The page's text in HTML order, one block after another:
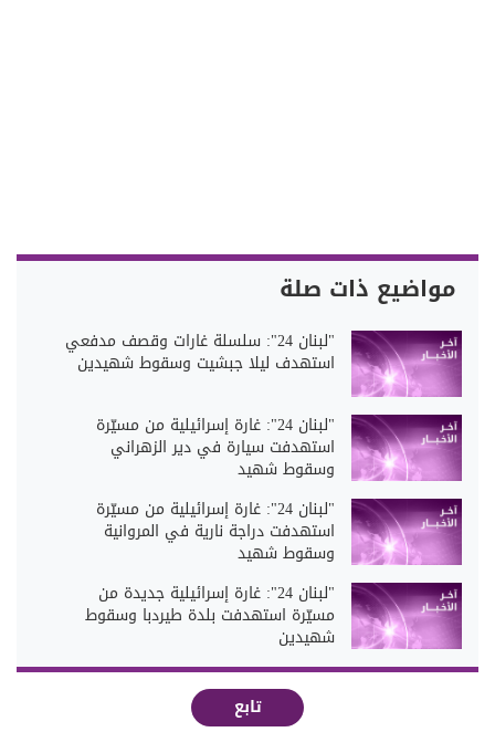
مواضيع ذات صلة
"لبنان 24": سلسلة غارات وقصف مدفعي
استهدف ليلا جبشيت وسقوط شهيدين
"لبنان 24": غارة إسرائيلية من مسيّرة
استهدفت سيارة في دير الزهراني
وسقوط شهيد
"لبنان 24": غارة إسرائيلية من مسيّرة
استهدفت دراجة نارية في المروانية
وسقوط شهيد
"لبنان 24": غارة إسرائيلية جديدة من
مسيّرة استهدفت بلدة طيردبا وسقوط
شهيدين
تابع